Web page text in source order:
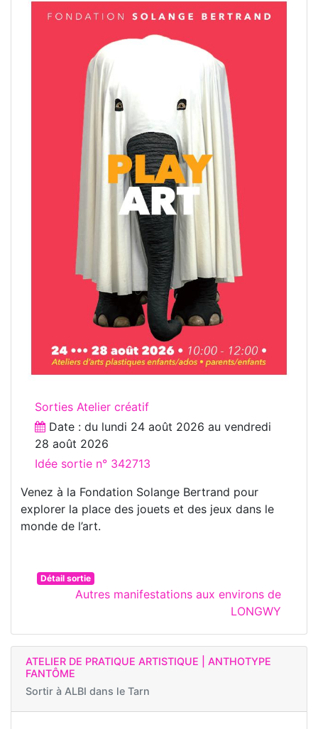
Sorties Atelier créatif
Date : du lundi 24 août 2026 au vendredi
28 août 2026
Idée sortie n° 342713
Venez à la Fondation Solange Bertrand pour
explorer la place des jouets et des jeux dans le
monde de l’art.
Détail sortie
Autres manifestations aux environs de
LONGWY
ATELIER DE PRATIQUE ARTISTIQUE | ANTHOTYPE
FANTÔME
Sortir à ALBI dans le Tarn